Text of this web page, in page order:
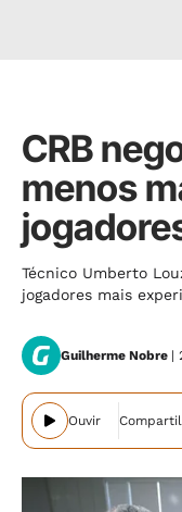
CRB
menos
Técnico Umberto
jogadores mais
Guilherme Nobre |
Ouvir